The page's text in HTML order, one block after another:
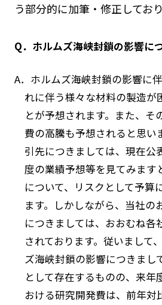
う部分的に加筆・修正しており
Q．ホルムズ海峡封鎖の影響につ
A．ホルムズ海峡封鎖の影響に
れに伴う様々な材料の製造が
とが予想されます。また、そ
費の高騰も予想されると思い
引先につきましては、現在公
度の業績予想等を見てみます
について、リスクとして予算
ます。しかしながら、当社の
につきましては、おおむね各
されております。従いまして
ズ海峡封鎖の影響につきまし
として存在するものの、来年
おける研究開発費は、前年対